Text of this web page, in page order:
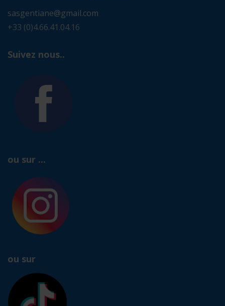
sasgentiane@gmail.com
+33 (0)4.66.41.04.16
Suivez nous..
ou sur ...
ou sur